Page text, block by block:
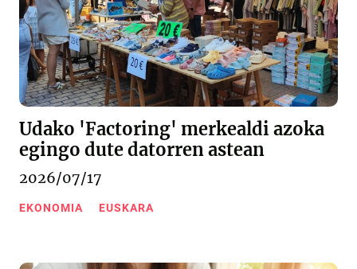
Udako 'Factoring' merkealdi azoka
egingo dute datorren astean
2026/07/17
EKONOMIA EUSKARA